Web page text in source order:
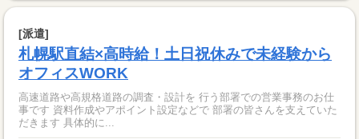
[派遣]
札幌駅直結×高時給！土日祝休みで未経験から
オフィスWORK
高速道路や高規格道路の調査・設計を 行う部署での営業事務のお仕
事です 資料作成やアポイント設定などで 部署の皆さんを支えていた
だきます 具体的に...